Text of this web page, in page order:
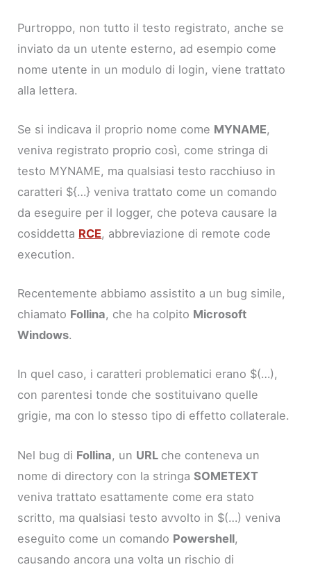
Purtroppo, non tutto il testo registrato, anche se
inviato da un utente esterno, ad esempio come
nome utente in un modulo di login, viene trattato
alla lettera.
Se si indicava il proprio nome come MYNAME,
veniva registrato proprio così, come stringa di
testo MYNAME, ma qualsiasi testo racchiuso in
caratteri ${…} veniva trattato come un comando
da eseguire per il logger, che poteva causare la
cosiddetta RCE, abbreviazione di remote code
execution.
Recentemente abbiamo assistito a un bug simile,
chiamato Follina, che ha colpito Microsoft
Windows.
In quel caso, i caratteri problematici erano $(…),
con parentesi tonde che sostituivano quelle
grigie, ma con lo stesso tipo di effetto collaterale.
Nel bug di Follina, un URL che conteneva un
nome di directory con la stringaSOMETEXT
veniva trattato esattamente come era stato
scritto, ma qualsiasi testo avvolto in $(…) veniva
eseguito come un comando Powershell,
causando ancora una volta un rischio di